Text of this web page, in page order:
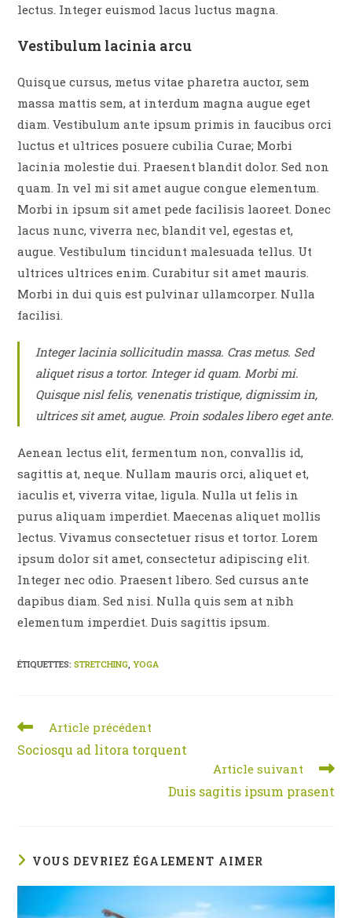
lectus. Integer euismod lacus luctus magna.
Vestibulum lacinia arcu
Quisque cursus, metus vitae pharetra auctor, sem
massa mattis sem, at interdum magna augue eget
diam. Vestibulum ante ipsum primis in faucibus orci
luctus et ultrices posuere cubilia Curae; Morbi
lacinia molestie dui. Praesent blandit dolor. Sed non
quam. In vel mi sit amet augue congue elementum.
Morbi in ipsum sit amet pede facilisis laoreet. Donec
lacus nunc, viverra nec, blandit vel, egestas et,
augue. Vestibulum tincidunt malesuada tellus. Ut
ultrices ultrices enim. Curabitur sit amet mauris.
Morbi in dui quis est pulvinar ullamcorper. Nulla
facilisi.
Integer lacinia sollicitudin massa. Cras metus. Sed
aliquet risus a tortor. Integer id quam. Morbi mi.
Quisque nisl felis, venenatis tristique, dignissim in,
ultrices sit amet, augue. Proin sodales libero eget ante.
Aenean lectus elit, fermentum non, convallis id,
sagittis at, neque. Nullam mauris orci, aliquet et,
iaculis et, viverra vitae, ligula. Nulla ut felis in
purus aliquam imperdiet. Maecenas aliquet mollis
lectus. Vivamus consectetuer risus et tortor. Lorem
ipsum dolor sit amet, consectetur adipiscing elit.
Integer nec odio. Praesent libero. Sed cursus ante
dapibus diam. Sed nisi. Nulla quis sem at nibh
elementum imperdiet. Duis sagittis ipsum.
ÉTIQUETTES:STRETCHING YOGA
Read
articles
Article précédent
Sociosqu ad litora torquent
Article suivant
Duis sagitis ipsum prasent
VOUS DEVRIEZ ÉGALEMENT AIMER